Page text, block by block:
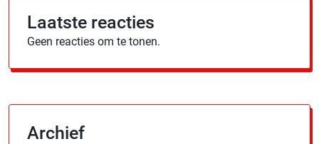
Laatste reacties
Geen reacties om te tonen.
Archief